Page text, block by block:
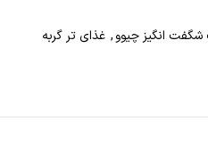
انگیز چیوو, غذای تر گربه